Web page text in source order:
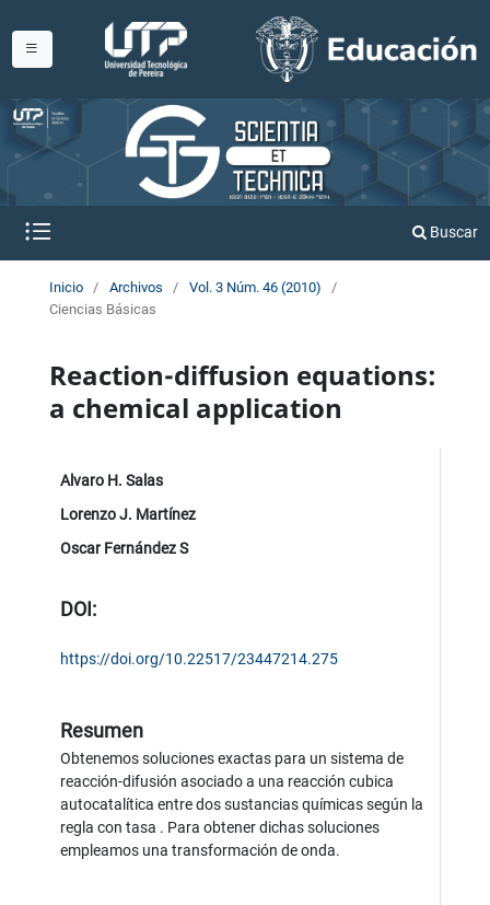
Buscar
Inicio / Archivos / Vol. 3 Núm. 46 (2010)
/
Ciencias Básicas
Reaction-diffusion equations:
a chemical application
Alvaro H. Salas
Lorenzo J. Martínez
Oscar Fernández S
DOI:
https://doi.org/10.22517/23447214.275
Resumen
Obtenemos soluciones exactas para un sistema de
reacción-difusión asociado a una reacción cubica
autocatalítica entre dos sustancias químicas según la
regla con tasa . Para obtener dichas soluciones
empleamos una transformación de onda.